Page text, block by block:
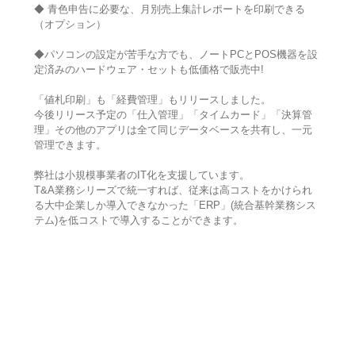
◆ 青色申告に必要な、月別売上集計レポートを印刷できる
（オプション）
◆パソコンの設定が苦手な方でも、ノートPCとPOS機器を設
定済みのハードウェア・セットも低価格で販売中!
「値札印刷」も「経費管理」もリリースしました。
今後リリース予定の「仕入管理」「タイムカード」「決算管
理」その他のアプリは全て同じデータベースを共有し、一元
管理できます。
弊社は小規模事業者のIT化を支援しています。
T&A業務シリーズで統一すれば、従来は高コストをかけられ
る大中企業しか導入できなかった「ERP」(統合基幹業務シス
テム)を低コストで導入することができます。